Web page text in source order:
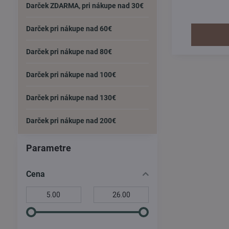
činnosti
Parametre
Cena
Darček ZDARMA, pri nákupe nad 30€
Darček pri nákupe nad 60€
Darček pri nákupe nad 80€
Darček pri nákupe nad 100€
Darček pri nákupe nad 130€
Darček pri nákupe nad 200€